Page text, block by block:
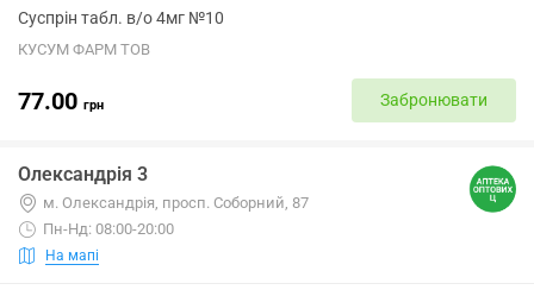
Суспрін табл. в/о 4мг №10
КУСУМ ФАРМ ТОВ
77.00 грн Забронювати
Олександрія 3
м. Олександрія, просп. Соборний, 87
Пн-Нд: 08:00-20:00
На мапі